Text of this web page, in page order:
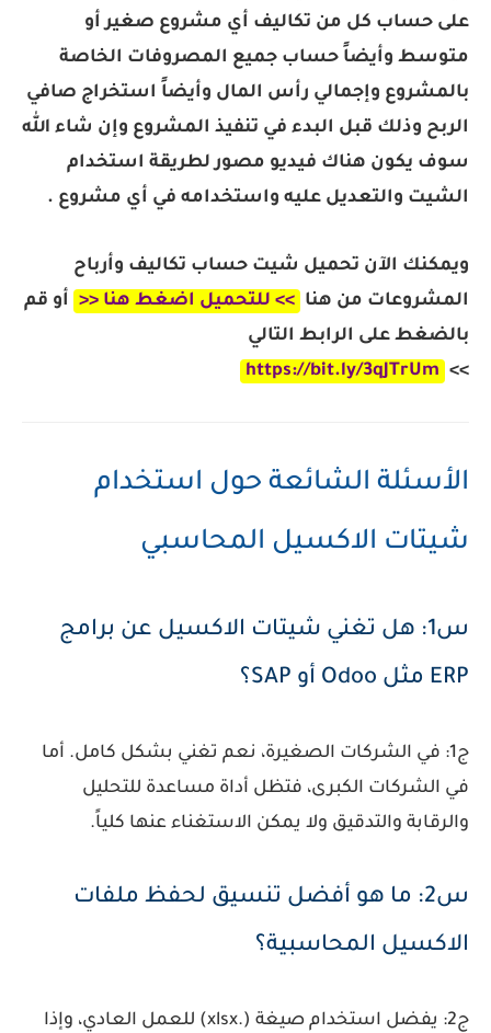
على حساب كل من تكاليف أي مشروع صغير أو
متوسط وأيضاً حساب جميع المصروفات الخاصة
بالمشروع وإجمالي رأس المال وأيضاً استخراج صافي
الربح وذلك قبل البدء في تنفيذ المشروع وإن شاء الله
سوف يكون هناك فيديو مصور لطريقة استخدام
الشيت والتعديل عليه واستخدامه في أي مشروع .
ويمكنك الآن تحميل شيت حساب تكاليف وأرباح
المشروعات من هنا >> للتحميل اضغط هنا <<
أو قم
بالضغط على الرابط التالي
>>
https://bit.ly/3qJTrUm
الأسئلة الشائعة حول استخدام
شيتات الاكسيل المحاسبي
س1: هل تغني شيتات الاكسيل عن برامج
ERP مثل Odoo أو SAP؟
ج1: في الشركات الصغيرة، نعم تغني بشكل كامل. أما
في الشركات الكبرى، فتظل أداة مساعدة للتحليل
والرقابة والتدقيق ولا يمكن الاستغناء عنها كلياً.
س2: ما هو أفضل تنسيق لحفظ ملفات
الاكسيل المحاسبية؟
ج2: يفضل استخدام صيغة (.xlsx) للعمل العادي، وإذا